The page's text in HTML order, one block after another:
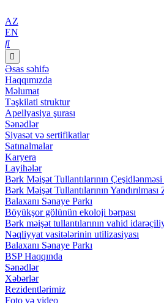
AZ
EN
Əsas səhifə
Haqqımızda
Məlumat
Təşkilati struktur
Apellyasiya şurası
Sənədlər
Siyasət və sertifikatlar
Satınalmalar
Karyera
Layihələr
Bərk Məişət Tullantılarının
Bərk Məişət Tullantılarının Yandırılması
Balaxanı Sənaye Parkı
Böyükşor gölünün ekoloji bərpası
Bərk məişət tullantılarının vahid
Nəqliyyat vasitələrinin utilizasiyası
Balaxanı Sənaye Parkı
BSP Haqqında
Sənədlər
Xəbərlər
Rezidentlərimiz
Foto və video